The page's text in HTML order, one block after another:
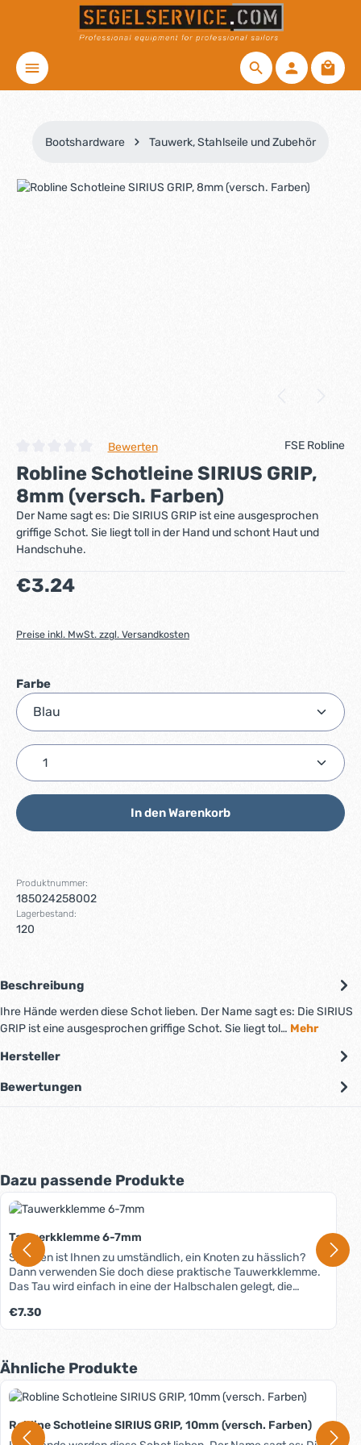
Zum Hauptinhalt springen
Bootshardware Tauwerk, Stahlseile und Zubehör
Bildergalerie überspringen
Durchschnittliche Bewertung von 0 von 5 Sternen
Bewerten FSE Robline
Robline Schotleine SIRIUS GRIP,
8mm (versch. Farben)
Der Name sagt es: Die SIRIUS GRIP ist eine ausgesprochen
griffige Schot. Sie liegt toll in der Hand und schont Haut und
Handschuhe.
Regulärer Preis:
€3.24
Preise inkl. MwSt. zzgl. Versandkosten
Farbeauswählen
Produkt Anzahl: Gib den gewünschten Wert ein
In den Warenkorb
Produktnummer:
185024258002
Lagerbestand:
120
Beschreibung
Ihre Hände werden diese Schot lieben. Der Name sagt es: Die SIRIUS
GRIP ist eine ausgesprochen griffige Schot. Sie liegt tol… Mehr
Hersteller
Bewertungen
Produktgalerie überspringen
Dazu passende Produkte
Tauwerkklemme 6-7mm
Spleißen ist Ihnen zu umständlich, ein Knoten zu hässlich?
Dann verwenden Sie doch diese praktische Tauwerkklemme.
Das Tau wird einfach in eine der Halbschalen gelegt, die
haben Sie in jedem geflochtenen oder geschlagenen Tauwerk
ein Auge. Die Klemme besteht aus besonders schlagfestem
Sie ist völlig verschleißfrei und immer wieder zu verwenden.
Bei der nicht rostenden Verschraubung gibt es keine
hervorstehenden Muttern oder Schrauben, sodass Kratzer
vermieden werden. Zu Bruch- und Arbeitslasten macht der
Hersteller keine Angaben, da diese in hohem Maß von dem
verwendeten Tauwerk abhängig sind.
Regulärer Preis:
€7.30
Produktgalerie überspringen
Ähnliche Produkte
Robline Schotleine SIRIUS GRIP, 10mm (versch. Farben)